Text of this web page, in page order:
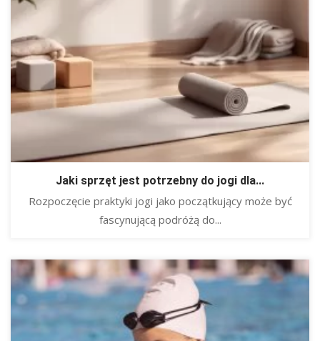
Jaki sprzęt jest potrzebny do jogi dla...
Rozpoczęcie praktyki jogi jako początkujący może być
fascynującą podróżą do...